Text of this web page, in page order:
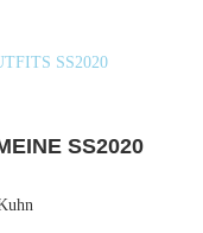
SS2020